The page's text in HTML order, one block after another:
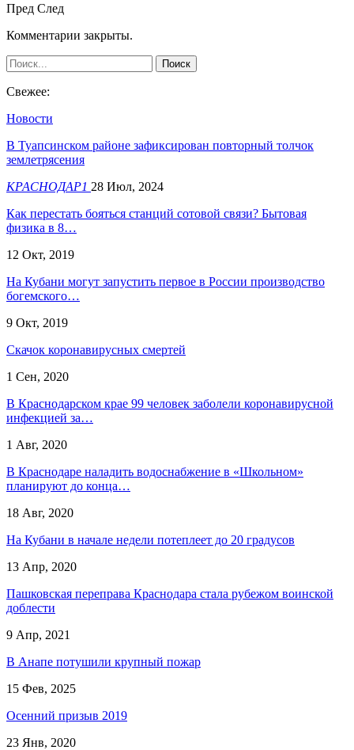
Пред След
Комментарии закрыты.
Свежее:
Новости
В Туапсинском районе зафиксирован повторный толчок
землетрясения
КРАСНОДАР1 28 Июл, 2024
Как перестать бояться станций сотовой связи? Бытовая
физика в 8…
12 Окт, 2019
На Кубани могут запустить первое в России производство
богемского…
9 Окт, 2019
Скачок коронавирусных смертей
1 Сен, 2020
В Краснодарском крае 99 человек заболели коронавирусной
инфекцией за…
1 Авг, 2020
В Краснодаре наладить водоснабжение в «Школьном»
планируют до конца…
18 Авг, 2020
На Кубани в начале недели потеплеет до 20 градусов
13 Апр, 2020
Пашковская переправа Краснодара стала рубежом воинской
доблести
9 Апр, 2021
В Анапе потушили крупный пожар
15 Фев, 2025
Осенний призыв 2019
23 Янв, 2020